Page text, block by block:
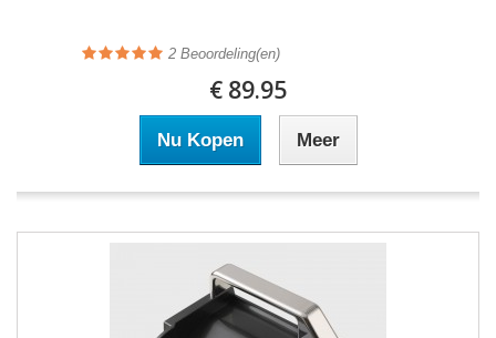
2 Beoordeling(en)
€ 89.95
Nu Kopen Meer